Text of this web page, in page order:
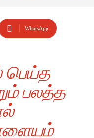
WhatsApp
பெய்த
பலத்த